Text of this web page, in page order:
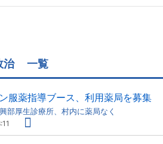
治 一覧
服薬指導ブース、利用薬局を募集
部厚生診療所、村内に薬局なく